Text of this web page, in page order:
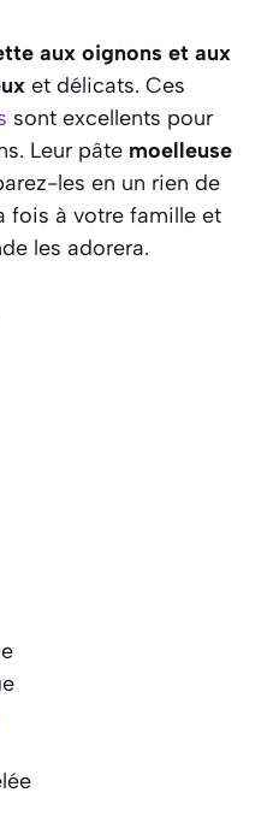
aux oignons et aux
et délicats. Ces
sont excellents pour
Leur pâte moelleuse
les en un rien de
fois à votre famille et
les adorera.